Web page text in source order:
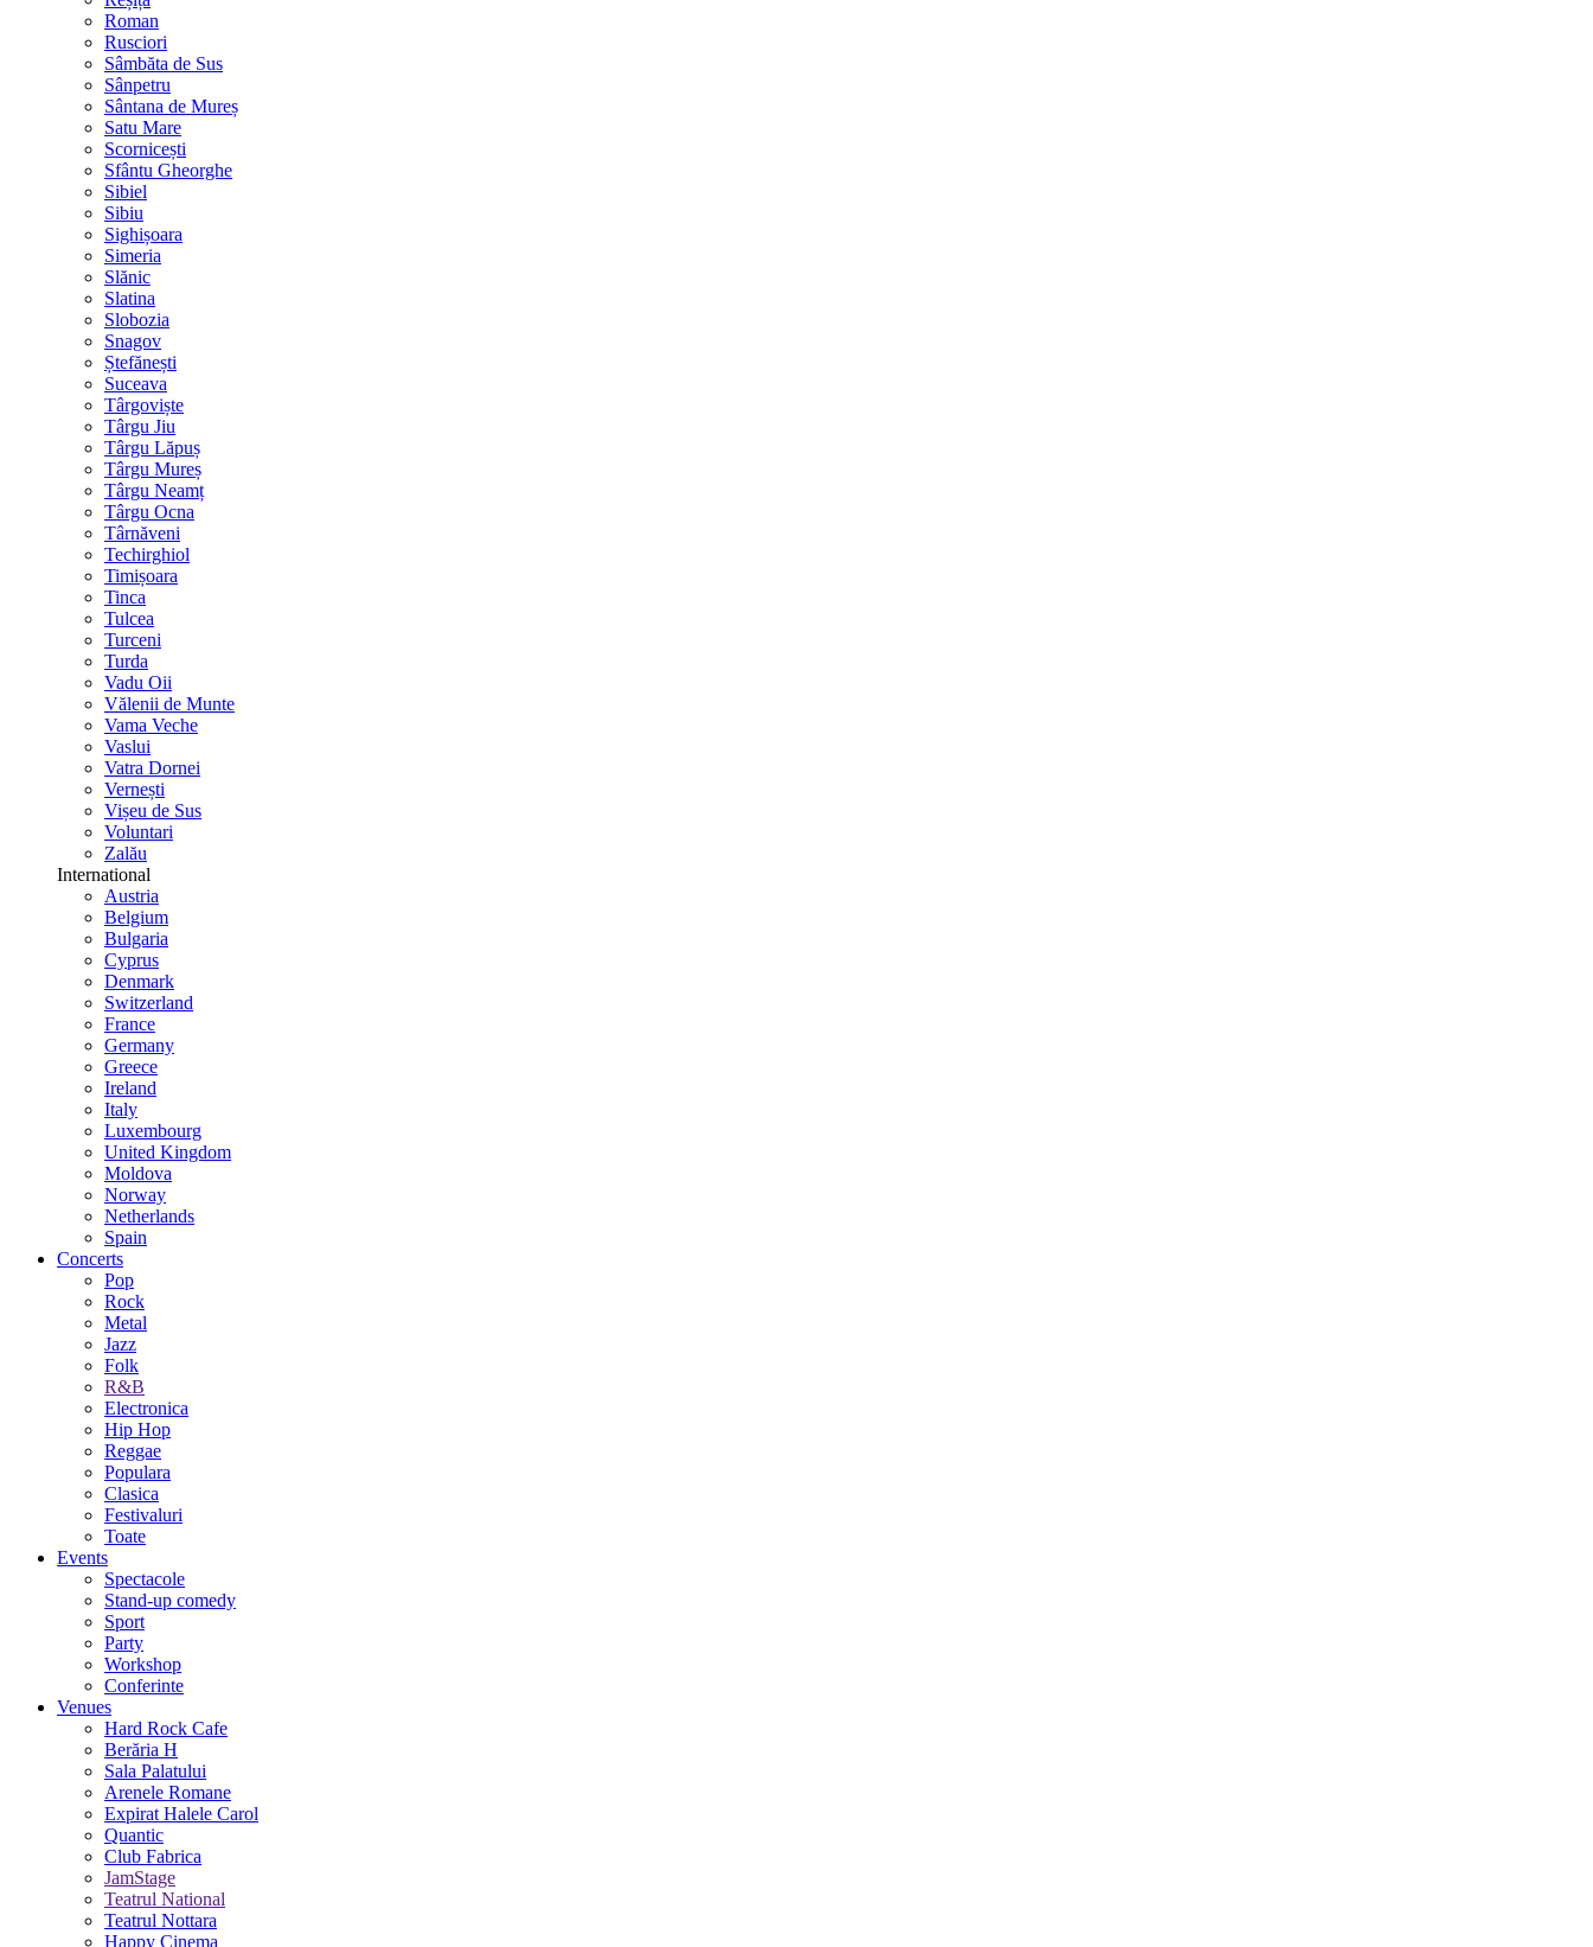
Roman
Rusciori
Sâmbăta de Sus
Sânpetru
Sântana de Mureș
Satu Mare
Scornicești
Sfântu Gheorghe
Sibiel
Sibiu
Sighișoara
Simeria
Slănic
Slatina
Slobozia
Snagov
Ștefănești
Suceava
Târgoviște
Târgu Jiu
Târgu Lăpuș
Târgu Mureș
Târgu Neamț
Târgu Ocna
Târnăveni
Techirghiol
Timișoara
Tinca
Tulcea
Turceni
Turda
Vadu Oii
Vălenii de Munte
Vama Veche
Vaslui
Vatra Dornei
Vernești
Vișeu de Sus
Voluntari
Zalău
International
Austria
Belgium
Bulgaria
Cyprus
Denmark
Switzerland
France
Germany
Greece
Ireland
Italy
Luxembourg
United Kingdom
Moldova
Norway
Netherlands
Spain
Concerts
Pop
Rock
Metal
Jazz
Folk
R&B
Electronica
Hip Hop
Reggae
Populara
Clasica
Festivaluri
Toate
Events
Spectacole
Stand-up comedy
Sport
Party
Workshop
Conferinte
Venues
Hard Rock Cafe
Berăria H
Sala Palatului
Arenele Romane
Expirat Halele Carol
Quantic
Club Fabrica
JamStage
Teatrul National
Teatrul Nottara
Happy Cinema